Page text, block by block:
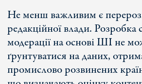
Не менш важливим є
редакційної влади. Розробка
модерації на основі ШІ не
ґрунтуватися на даних,
промислово розвинених